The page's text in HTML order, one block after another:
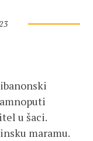
u šaci.
maramu.